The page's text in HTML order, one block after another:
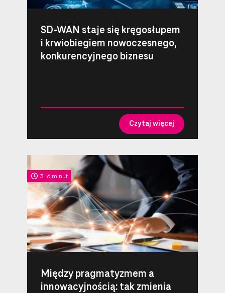
SD-WAN staje się kręgosłupem
i krwiobiegiem nowoczesnego,
konkurencyjnego biznesu
Czytaj więcej
3-6 minut
Między pragmatyzmem a
innowacyjnością: tak zmienia